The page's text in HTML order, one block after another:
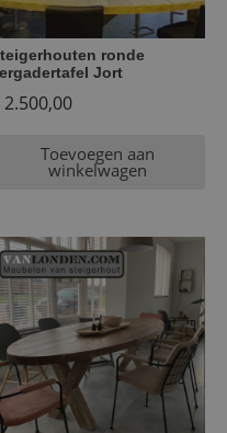
ronde
Jort
2.500,00
Toevoegen aan
winkelwagen